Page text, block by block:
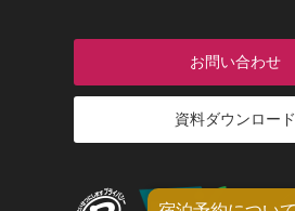
お問い合わせ
資料ダウンロード